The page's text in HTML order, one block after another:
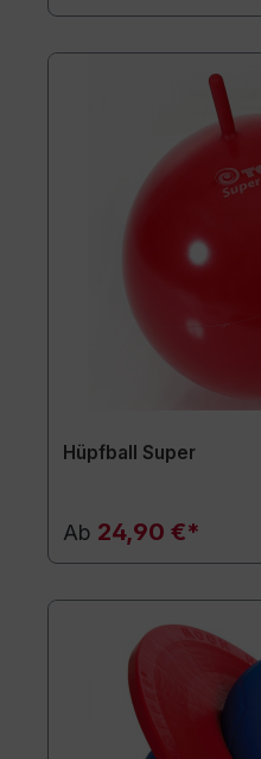
Hüpfball Super
Ab 24,90 €*